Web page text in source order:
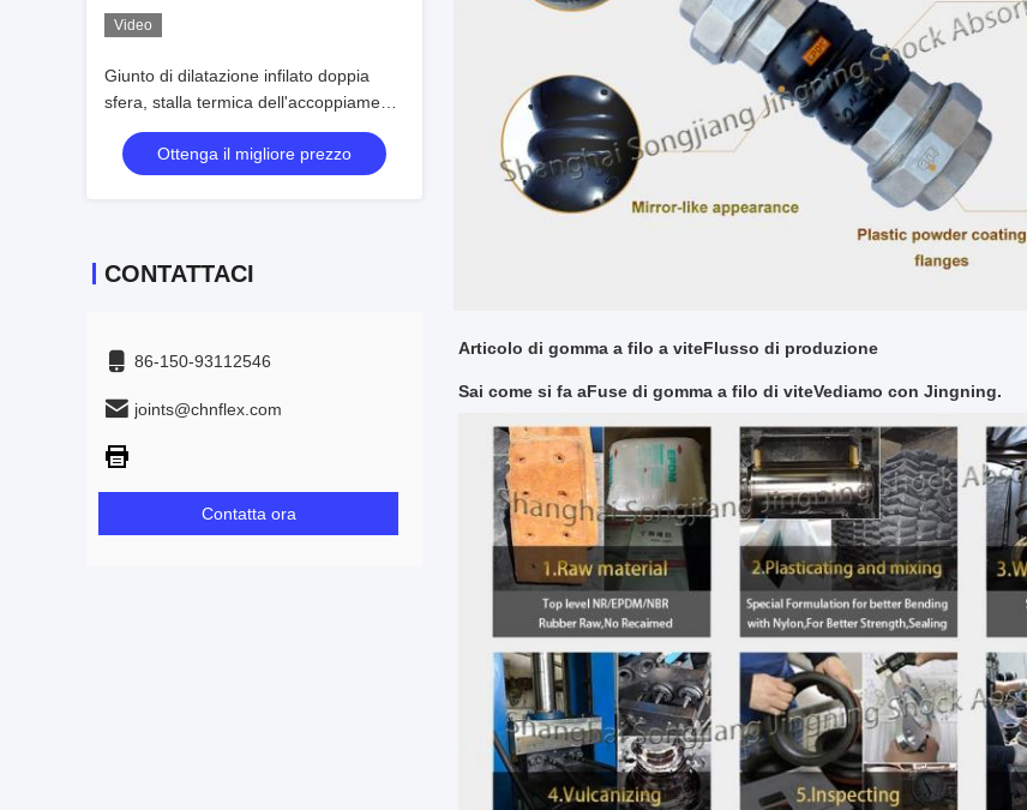
Video
Giunto di dilatazione infilato doppia
sfera, stalla termica dell'accoppiamento
di giunto di dilatazione
Ottenga il migliore prezzo
CONTATTACI
86-150-93112546
joints@chnflex.com
Contatta ora
Articolo di gomma a filo a viteFlusso di produzione
Sai come si fa aFuse di gomma a filo di viteVediamo con Jingning.